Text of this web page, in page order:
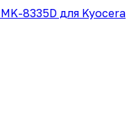
8335D для Kyocera